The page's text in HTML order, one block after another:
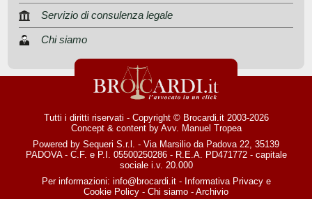
Servizio di consulenza legale
Chi siamo
Tutti i diritti riservati - Copyright © Brocardi.it 2003-2026
Concept & content by Avv. Manuel Tropea
Powered by Sequeri S.r.l. - Via Marsilio da Padova 22, 35139
PADOVA - C.F. e P.I. 05500250286 - R.E.A. PD471772 - capitale
sociale i.v. 20.000
Per informazioni: info@brocardi.it- Informativa Privacye
Cookie Policy - Chi siamo - Archivio